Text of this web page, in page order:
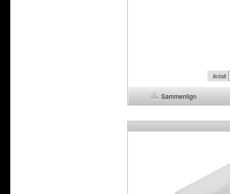
Antall
Sammenlign